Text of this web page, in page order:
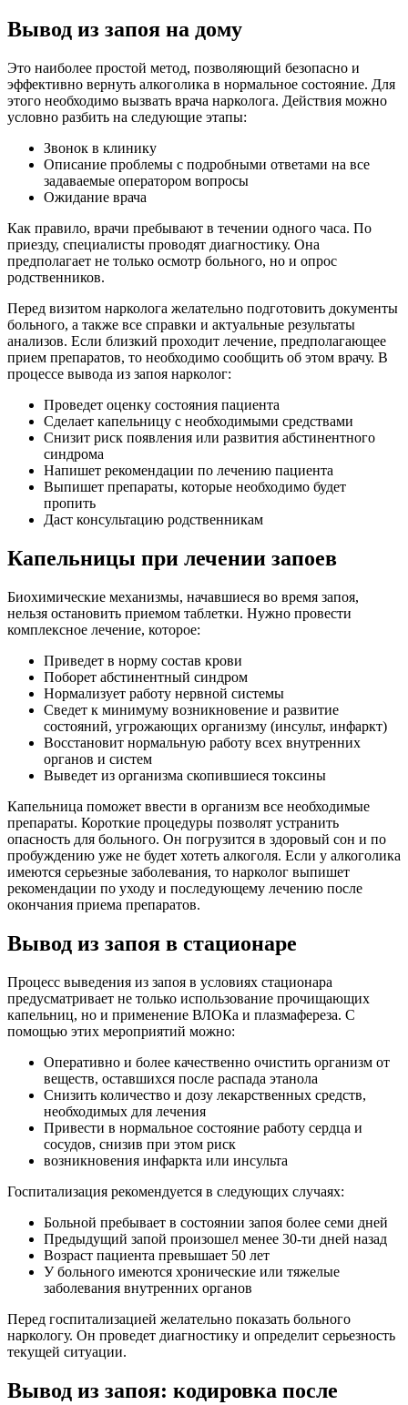
Вывод из запоя на дому
Это наиболее простой метод, позволяющий безопасно и
эффективно вернуть алкоголика в нормальное состояние. Для
этого необходимо вызвать врача нарколога. Действия можно
условно разбить на следующие этапы:
Звонок в клинику
Описание проблемы с подробными ответами на все
задаваемые оператором вопросы
Ожидание врача
Как правило, врачи пребывают в течении одного часа. По
приезду, специалисты проводят диагностику. Она
предполагает не только осмотр больного, но и опрос
родственников.
Перед визитом нарколога желательно подготовить документы
больного, а также все справки и актуальные результаты
анализов. Если близкий проходит лечение, предполагающее
прием препаратов, то необходимо сообщить об этом врачу. В
процессе вывода из запоя нарколог:
Проведет оценку состояния пациента
Сделает капельницу с необходимыми средствами
Снизит риск появления или развития абстинентного
синдрома
Напишет рекомендации по лечению пациента
Выпишет препараты, которые необходимо будет
пропить
Даст консультацию родственникам
Капельницы при лечении запоев
Биохимические механизмы, начавшиеся во время запоя,
нельзя остановить приемом таблетки. Нужно провести
комплексное лечение, которое:
Приведет в норму состав крови
Поборет абстинентный синдром
Нормализует работу нервной системы
Сведет к минимуму возникновение и развитие
состояний, угрожающих организму (инсульт, инфаркт)
Восстановит нормальную работу всех внутренних
органов и систем
Выведет из организма скопившиеся токсины
Капельница поможет ввести в организм все необходимые
препараты. Короткие процедуры позволят устранить
опасность для больного. Он погрузится в здоровый сон и по
пробуждению уже не будет хотеть алкоголя. Если у алкоголика
имеются серьезные заболевания, то нарколог выпишет
рекомендации по уходу и последующему лечению после
окончания приема препаратов.
Вывод из запоя в стационаре
Процесс выведения из запоя в условиях стационара
предусматривает не только использование прочищающих
капельниц, но и применение ВЛОКа и плазмафереза. С
помощью этих мероприятий можно:
Оперативно и более качественно очистить организм от
веществ, оставшихся после распада этанола
Снизить количество и дозу лекарственных средств,
необходимых для лечения
Привести в нормальное состояние работу сердца и
сосудов, снизив при этом риск
возникновения инфаркта или инсульта
Госпитализация рекомендуется в следующих случаях:
Больной пребывает в состоянии запоя более семи дней
Предыдущий запой произошел менее 30-ти дней назад
Возраст пациента превышает 50 лет
У больного имеются хронические или тяжелые
заболевания внутренних органов
Перед госпитализацией желательно показать больного
наркологу. Он проведет диагностику и определит серьезность
текущей ситуации.
Вывод из запоя: кодировка после